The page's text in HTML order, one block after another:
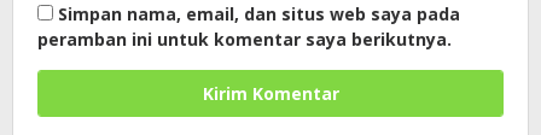
Simpan nama, email, dan situs web saya pada
peramban ini untuk komentar saya berikutnya.